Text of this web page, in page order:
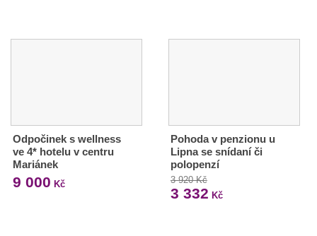
Odpočinek s wellness
ve 4* hotelu v centru
Mariánek
9 000 Kč
Pohoda v penzionu u
Lipna se snídaní či
polopenzí
3 920 Kč
3 332 Kč